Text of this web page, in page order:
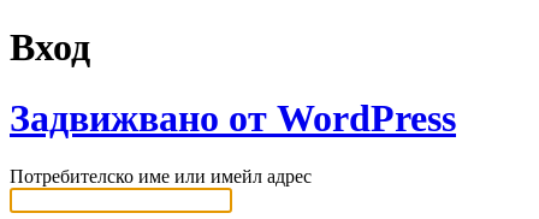
Вход
Задвижвано от WordPress
Потребителско име или имейл адрес